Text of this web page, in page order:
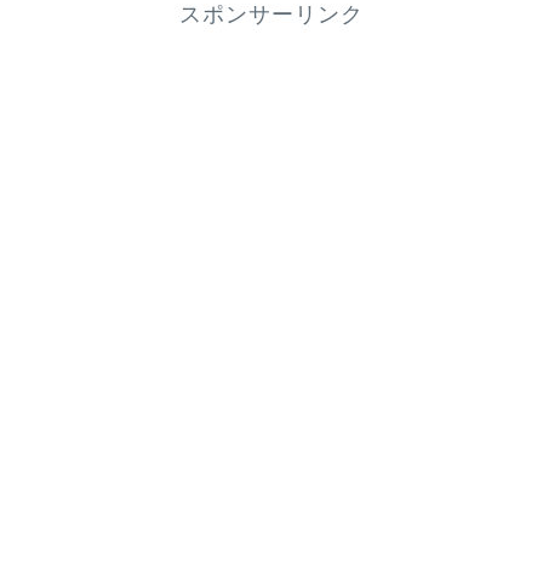
スポンサーリンク